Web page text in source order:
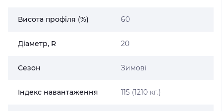
Висота профіля (%) 60
Діаметр, R 20
Сезон Зимові
Індекс навантаження 115 (1210 кг.)